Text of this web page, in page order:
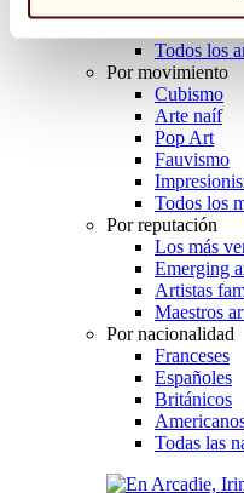
Todos los
Por movimiento
Cubismo
Arte naíf
Pop Art
Fauvismo
Todos los
Por reputación
Los más
Emerging
Artistas
Maestros
Por nacionalidad
Franceses
Españoles
Británicos
Todas las